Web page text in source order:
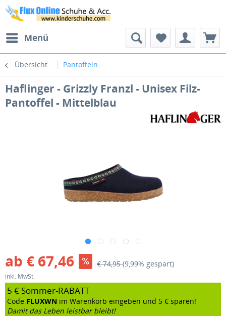
Menü
Übersicht Pantoffeln
Haflinger - Grizzly Franzl - Unisex Filz-
Pantoffel - Mittelblau
ab € 67,46 € 74,95(9,99% gespart)
inkl. MwSt.
5 € Sommer-RABATT
Code FLUXWN im Warenkorb eingeben und 5 € sparen!
Damit das Leben leistbar bleibt!